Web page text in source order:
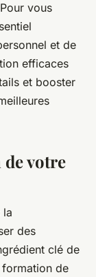
vous
et de
efficaces
et booster
votre
la
des
clé de
formation de